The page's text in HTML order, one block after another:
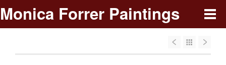
Monica Forrer Paintings